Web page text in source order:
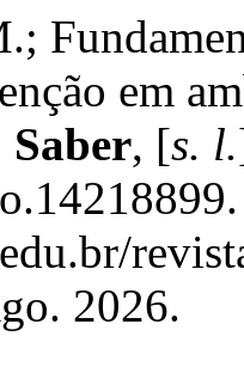
em
Saber, [s. l.
2026.